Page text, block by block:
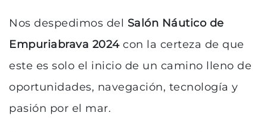
Nos despedimos del Salón Náutico de
Empuriabrava 2024con la certeza de que
este es solo el inicio de un camino lleno de
oportunidades, navegación, tecnología y
pasión por el mar.